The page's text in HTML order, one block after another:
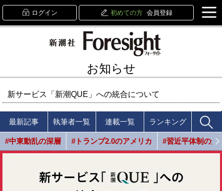
ログイン 初めての方 会員登録
お知らせ
新サービス「新潮QUE」への統合について
最新記事 執筆者一覧 連載一覧 ランキング
#中東動乱の深層 #トランプ2.0のアメリカ #習近平体制の光